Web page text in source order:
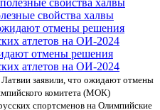
свойства халвы
отмены решения
атлетов на ОИ-2024
заявили, что ожидают отмены
комитета (МОК)
спортсменов на Олимпийские